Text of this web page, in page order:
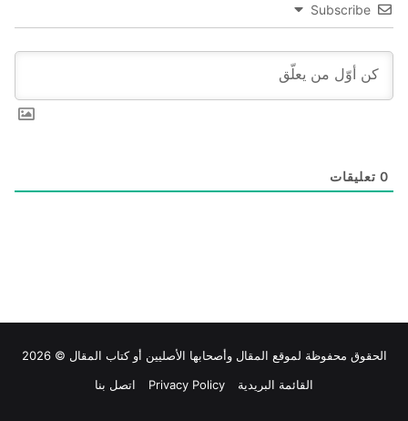
Subscribe
0 تعليقات
الحقوق محفوظة لموقع المقال وأصحابها الأصليين أو كتاب المقال © 2026
القائمة البريدية
Privacy Policy اتصل بنا